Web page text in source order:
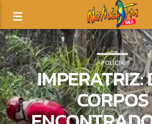
POLÍCIA
IMPERATRIZ:
CORPOS